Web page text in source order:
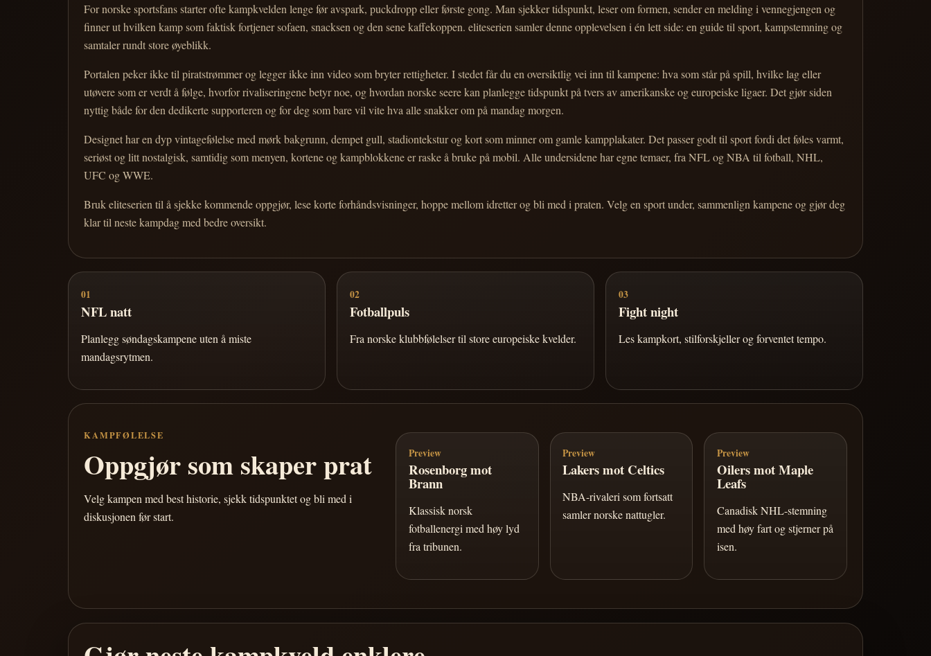
For norske sportsfans starter ofte kampkvelden lenge før avspark, puckdropp eller første gong. Man sjekker tidspunkt, leser om formen, sender en melding i vennegjengen og
finner ut hvilken kamp som faktisk fortjener sofaen, snacksen og den sene kaffekoppen. eliteserien samler denne opplevelsen i én lett side: en guide til sport, kampstemning og
samtaler rundt store øyeblikk.
Portalen peker ikke til piratstrømmer og legger ikke inn video som bryter rettigheter. I stedet får du en oversiktlig vei inn til kampene: hva som står på spill, hvilke lag eller
utøvere som er verdt å følge, hvorfor rivaliseringene betyr noe, og hvordan norske seere kan planlegge tidspunkt på tvers av amerikanske og europeiske ligaer. Det gjør siden
nyttig både for den dedikerte supporteren og for deg som bare vil vite hva alle snakker om på mandag morgen.
Designet har en dyp vintagefølelse med mørk bakgrunn, dempet gull, stadiontekstur og kort som minner om gamle kampplakater. Det passer godt til sport fordi det føles varmt,
seriøst og litt nostalgisk, samtidig som menyen, kortene og kampblokkene er raske å bruke på mobil. Alle undersidene har egne temaer, fra NFL og NBA til fotball, NHL,
UFC og WWE.
Bruk eliteserien til å sjekke kommende oppgjør, lese korte forhåndsvisninger, hoppe mellom idretter og bli med i praten. Velg en sport under, sammenlign kampene og gjør deg
klar til neste kampdag med bedre oversikt.
01
NFL natt
Planlegg søndagskampene uten å miste
mandagsrytmen.
02
Fotballpuls
Fra norske klubbfølelser til store europeiske kvelder.
03
Fight night
Les kampkort, stilforskjeller og forventet tempo.
KAMPFØLELSE
Oppgjør som skaper prat
Velg kampen med best historie, sjekk tidspunktet og bli med i
diskusjonen før start.
Preview
Rosenborg mot
Brann
Klassisk norsk
fotballenergi med høy lyd
fra tribunen.
Preview
Lakers mot Celtics
NBA-rivaleri som fortsatt
samler norske nattugler.
Preview
Oilers mot Maple
Leafs
Canadisk NHL-stemning
med høy fart og stjerner på
isen.